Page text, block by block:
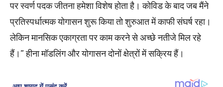
पर स्वर्ण पदक जीतना हमेशा विशेष होता है। कोविड के बाद जब मैंने
प्रतिस्पर्धात्मक योगासन शुरू किया तो शुरुआत में काफी संघर्ष रहा।
लेकिन मानसिक एकाग्रता पर काम करने से अच्छे नतीजे मिल रहे
हैं।” हीना मॉडलिंग और योगासन दोनों क्षेत्रों में सक्रिय हैं।